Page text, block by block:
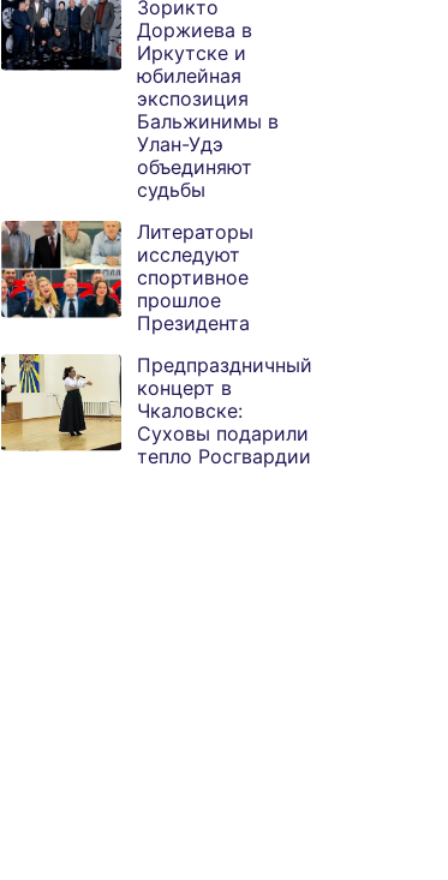
«Сантэнс» перешла
в единоличное
владение к Олегу
Моисеенкову
Иркутске и
Бальжинимы в
объединяют
Зорикто
Доржиева в
Иркутске и
юбилейная
экспозиция
Бальжинимы в
Улан-Удэ
объединяют
судьбы
Литераторы
исследуют
спортивное
прошлое
Президента
Предпраздничный
концерт в
Чкаловске:
Суховы подарили
тепло Росгвардии